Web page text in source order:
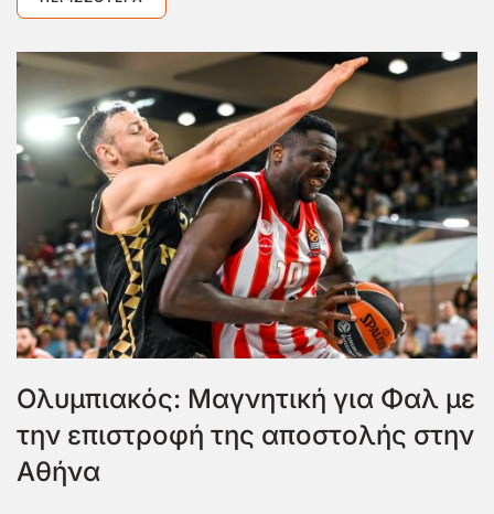
Ολυμπιακός: Μαγνητική για Φαλ με
την επιστροφή της αποστολής στην
Αθήνα